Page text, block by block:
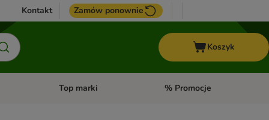
Kontakt Zamów ponownie
Koszyk
kategorii: PtakiOtwórz menu kategorii: Konie
Top marki Otwórz menu kategorii: Top
% Promocje